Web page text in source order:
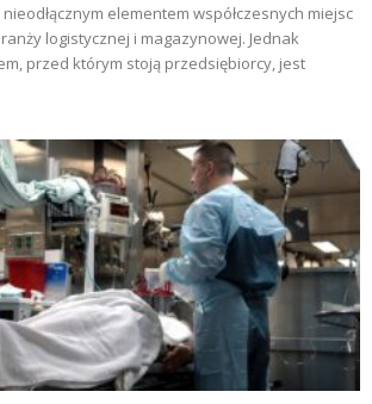
elementem współczesnych miejsc
logistycznej i magazynowej. Jednak
przed którym stoją przedsiębiorcy, jest